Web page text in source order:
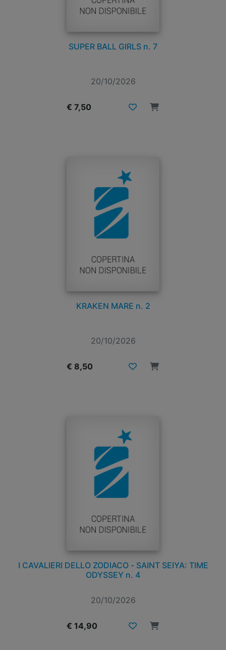
SUPER BALL GIRLS n. 7
20/10/2026
€ 7,50
KRAKEN MARE n. 2
20/10/2026
€ 8,50
I CAVALIERI DELLO ZODIACO - SAINT SEIYA: TIME
ODYSSEY n. 4
20/10/2026
€ 14,90